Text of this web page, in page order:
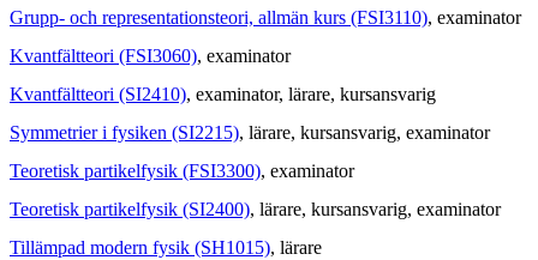
Grupp- och representationsteori, allmän kurs (FSI3110), examinator
Kvantfältteori (FSI3060), examinator
Kvantfältteori (SI2410), examinator, lärare, kursansvarig
Symmetrier i fysiken (SI2215), lärare, kursansvarig, examinator
Teoretisk partikelfysik (FSI3300), examinator
Teoretisk partikelfysik (SI2400), lärare, kursansvarig, examinator
Tillämpad modern fysik (SH1015), lärare